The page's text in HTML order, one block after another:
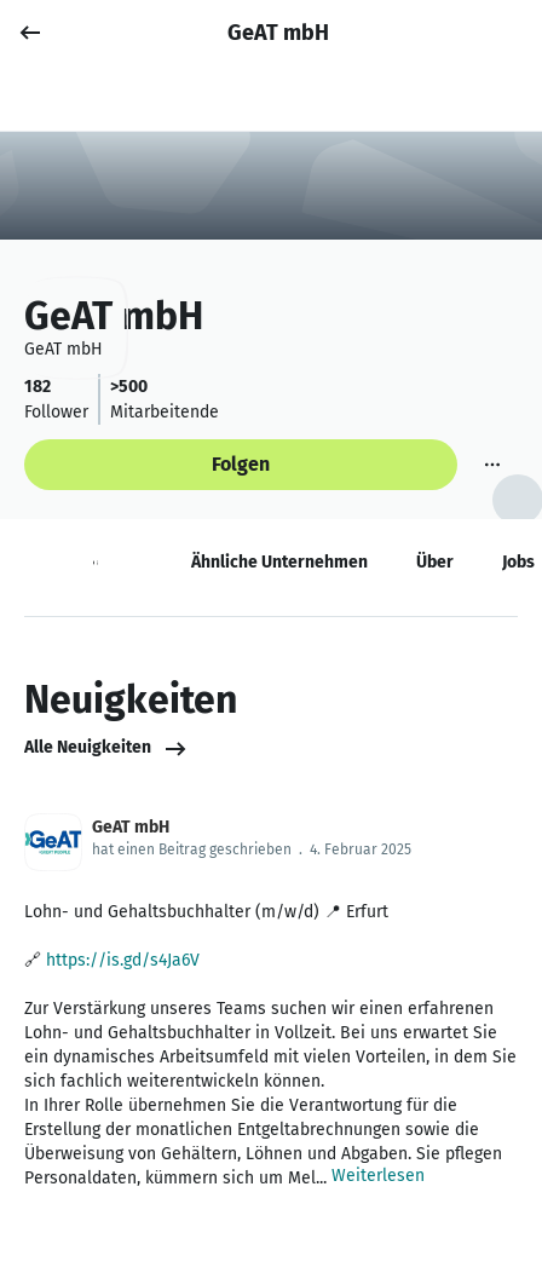
Anmelden
GeAT mbH
GeAT mbH
GeAT mbH
182
Follower
>500
Mitarbeitende
Folgen
Neuigkeiten Ähnliche Unternehmen Über Jobs
Neuigkeiten
Alle Neuigkeiten
GeAT mbH
hat einen Beitrag geschrieben . 4. Februar 2025
Lohn- und Gehaltsbuchhalter (m/w/d) 📍 Erfurt
🔗 https://is.gd/s4Ja6V
Zur Verstärkung unseres Teams suchen wir einen erfahrenen
Lohn- und Gehaltsbuchhalter in Vollzeit. Bei uns erwartet Sie
ein dynamisches Arbeitsumfeld mit vielen Vorteilen, in dem Sie
sich fachlich weiterentwickeln können.
In Ihrer Rolle übernehmen Sie die Verantwortung für die
Erstellung der monatlichen Entgeltabrechnungen sowie die
Überweisung von Gehältern, Löhnen und Abgaben. Sie pflegen
Personaldaten, kümmern sich um Mel... Weiterlesen